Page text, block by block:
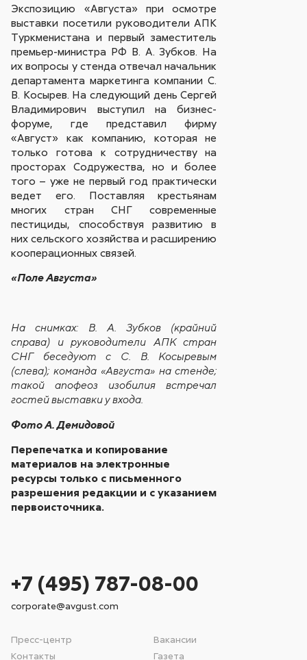
Экспозицию «Августа» при осмотре
выставки посетили руководители АПК
Туркменистана и первый заместитель
премьер-министра РФ В. А. Зубков. На
их вопросы у стенда отвечал начальник
департамента маркетинга компании С.
В. Косырев. На следующий день Сергей
Владимирович выступил на бизнес-
форуме, где представил фирму
«Август» как компанию, которая не
только готова к сотрудничеству на
просторах Содружества, но и более
того – уже не первый год практически
ведет его. Поставляя крестьянам
многих стран СНГ современные
пестициды, способствуя развитию в
них сельского хозяйства и расширению
кооперационных связей.
«Поле Августа»
На снимках: В. А. Зубков (крайний
справа) и руководители АПК стран
СНГ беседуют с С. В. Косыревым
(слева); команда «Августа» на стенде;
такой апофеоз изобилия встречал
гостей выставки у входа.
Фото А. Демидовой
Перепечатка и копирование
материалов на электронные
ресурсы только с письменного
разрешения редакции и с указанием
первоисточника.
Пресс-центр
Вакансии
Контакты
Газета
+7 (495) 787-08-00
corporate@avgust.com